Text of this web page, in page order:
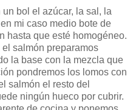
bol el azúcar, la sal, la
mi caso medio bote de
hasta que esté homogéneo.
salmón preparamos
la base con la mezcla que
pondremos los lomos con
salmón el resto del
ningún hueco por cubrir.